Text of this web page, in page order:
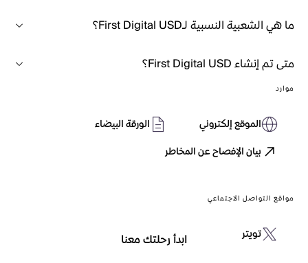
ما هي الشعبية النسبية لـFirst Digital USD؟
متى تم إنشاء First Digital USD؟
موارد
الموقع إلكتروني
الورقة البيضاء
بيان الإفصاح عن المخاطر
مواقع التواصل الاجتماعي
تويتر ابدأ رحلتك معنا